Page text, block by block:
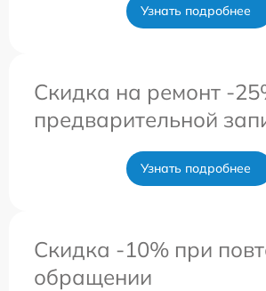
Узнать подробнее
Скидка на ремонт -
предварительной
Узнать подробнее
Скидка -10% при
обращении